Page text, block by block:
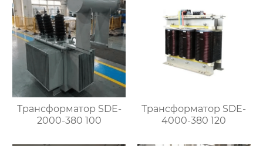
Трансформатор SDE-
2000-380 100
Трансформатор SDE-
4000-380 120